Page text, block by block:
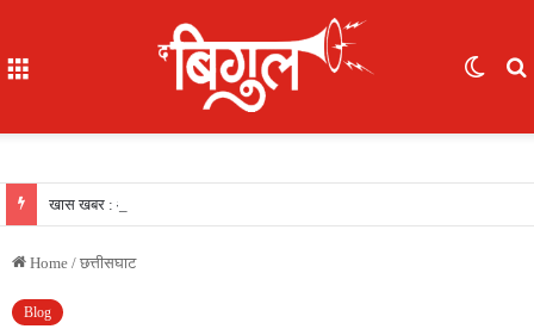
Home / छत्तीसघाट
Blog